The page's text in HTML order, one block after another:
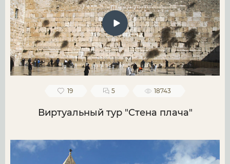
19 5 18743
Виртуальный тур "Стена плача"